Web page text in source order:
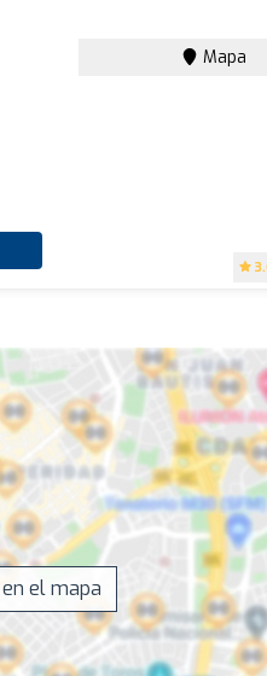
Mapa
el mapa